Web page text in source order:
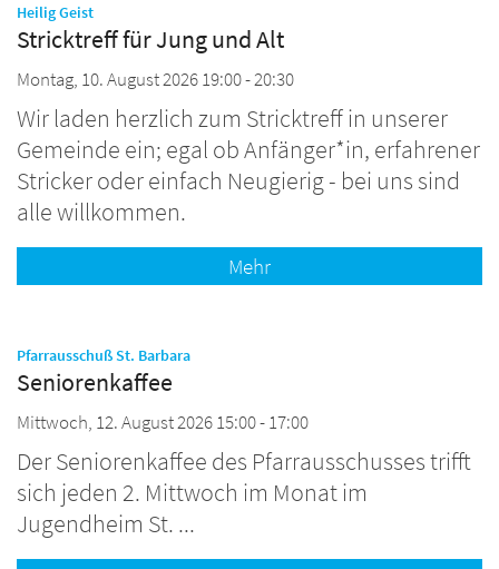
Heilig Geist:
Stricktreff für Jung und Alt
Montag, 10. August 2026 19:00 - 20:30
Wir laden herzlich zum Stricktreff in unserer
Gemeinde ein; egal ob Anfänger*in, erfahrener
Stricker oder einfach Neugierig - bei uns sind
alle willkommen.
Mehr
Pfarrausschuß St. Barbara:
Seniorenkaffee
Mittwoch, 12. August 2026 15:00 - 17:00
Der Seniorenkaffee des Pfarrausschusses trifft
sich jeden 2. Mittwoch im Monat im
Jugendheim St. ...